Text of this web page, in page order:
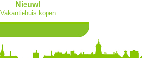
Nieuw!
Vakantiehuis kopen